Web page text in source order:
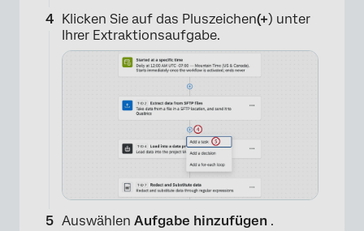
Klicken Sie auf das Pluszeichen(+) unter
Ihrer Extraktionsaufgabe.
Auswählen Aufgabe hinzufügen .